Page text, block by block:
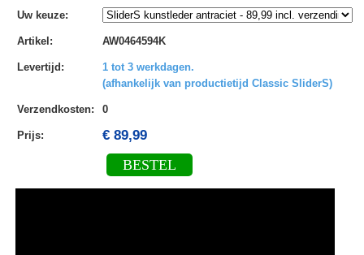
Uw keuze:
Artikel : AW0464594K
Levertijd :
1 tot 3 werkdagen.
(afhankelijk van productietijd Classic SliderS)
Verzendkosten: 0
Prijs: € 89,99
BESTEL